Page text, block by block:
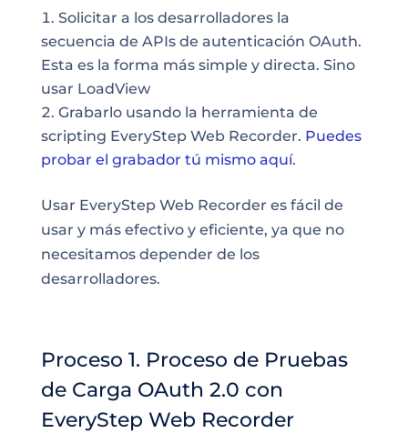
Solicitar a los desarrolladores la
secuencia de APIs de autenticación OAuth.
Esta es la forma más simple y directa. Sino
usar LoadView
Grabarlo usando la herramienta de
scripting EveryStep Web Recorder. Puedes
probar el grabador tú mismo aquí.
Usar EveryStep Web Recorder es fácil de
usar y más efectivo y eficiente, ya que no
necesitamos depender de los
desarrolladores.
Proceso 1. Proceso de Pruebas
de Carga OAuth 2.0 con
EveryStep Web Recorder